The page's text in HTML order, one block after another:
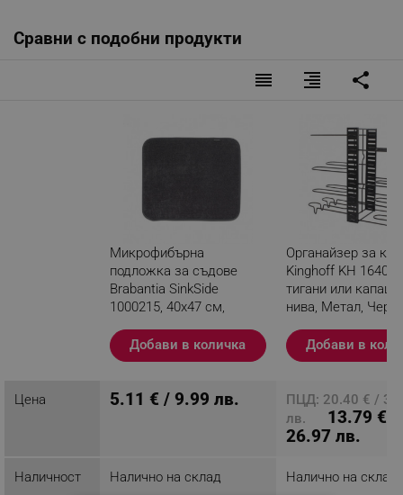
Сравни с подобни продукти
reorder format_align_right share
Микрофибърна
подложка за съдове
Brabantia SinkSide
1000215, 40x47 см,
Разглеждате този
продукт
Добави в количка
Органайзер за
Kinghoff KH 1640,
тигани или
нива, Метал,
Добави в
Цена 5.11 € / 9.99 лв.
ПЦД: 20.40 € /
лв.
13.79 € /
26.97 лв.
Наличност Налично на склад Налично на склад